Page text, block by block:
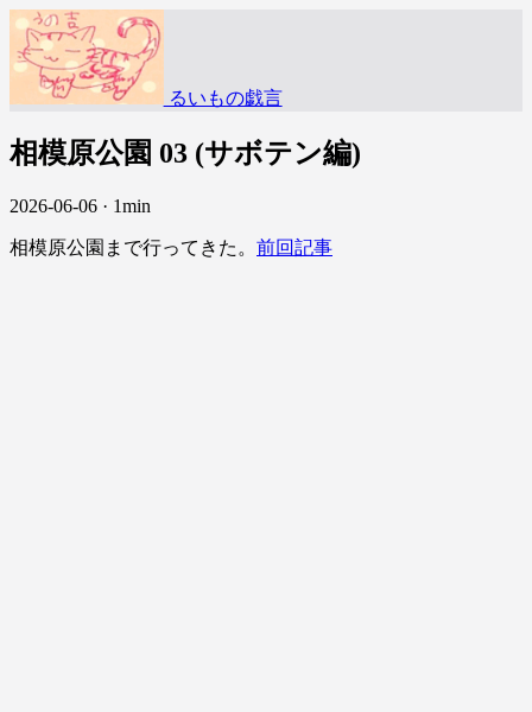
るいもの戯言
相模原公園 03 (サボテン編)
2026-06-06 · 1min
相模原公園まで行ってきた。 前回記事